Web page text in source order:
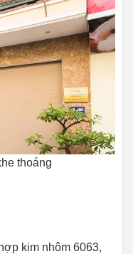
thoáng
kim nhôm 6063,